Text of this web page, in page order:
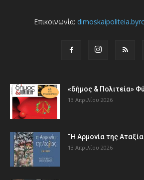
Επικοινωνία:
«δήμος & Πολιτεία»
13 Απριλίου 2026
“Η Αρμονία της
13 Απριλίου 2026